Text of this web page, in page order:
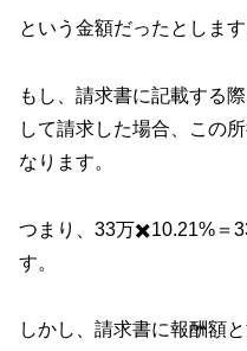
という金額だったとします
もし、請求書に記載する
して請求した場合、この
なります。
つまり、33万✖️10.21%＝
す。
しかし、請求書に報酬額